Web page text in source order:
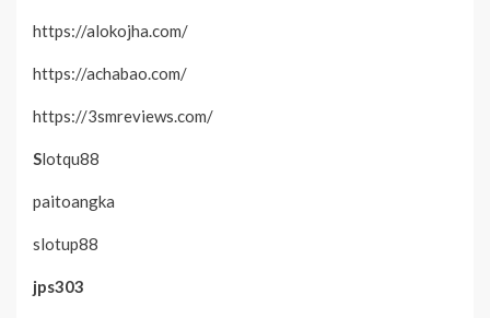
https://alokojha.com/
https://achabao.com/
https://3smreviews.com/
Slotqu88
paitoangka
slotup88
jps303